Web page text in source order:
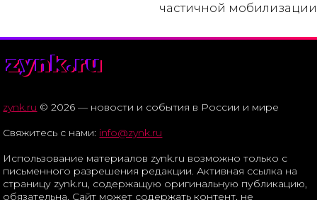
частичной мобилизации
zynk.ru
zynk.ru © 2026 — новости и события в России и мире
Свяжитесь с нами: info@zynk.ru
Использование материалов zynk.ru возможно только с
письменного разрешения редакции. Активная ссылка на
страницу zynk.ru, содержащую оригинальную публикацию,
обязательна. Сайт может содержать контент, не